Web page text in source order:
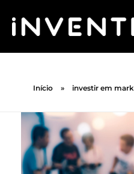
Início » investir em